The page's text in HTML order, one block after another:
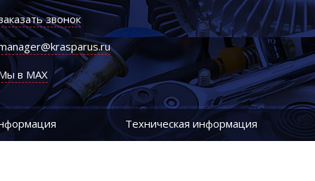
звонок
в MAX
Техническая информация